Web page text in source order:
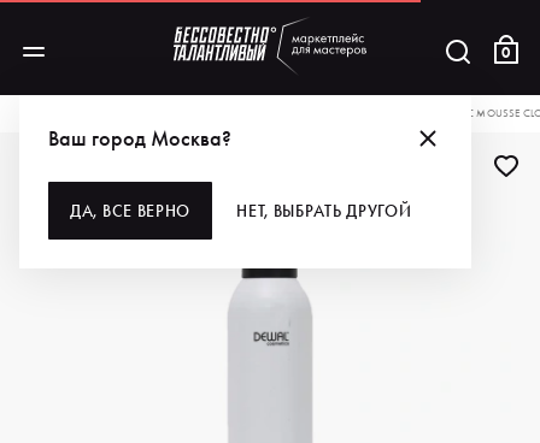
0
Ваш город Москва?
ДА, ВСЕ ВЕРНО НЕТ, ВЫБРАТЬ ДРУГОЙ
DEWAL COSMETICS МУСС ДЛЯ ВОЛОС MOUSSE